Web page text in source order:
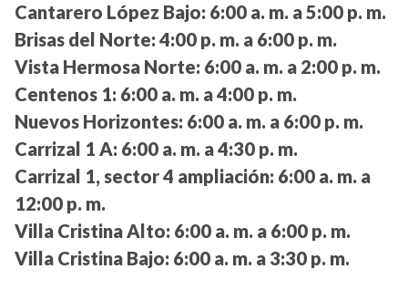
Cantarero López Bajo: 6:00 a. m. a 5:00 p. m.
Brisas del Norte: 4:00 p. m. a 6:00 p. m.
Vista Hermosa Norte: 6:00 a. m. a 2:00 p. m.
Centenos 1: 6:00 a. m. a 4:00 p. m.
Nuevos Horizontes: 6:00 a. m. a 6:00 p. m.
Carrizal 1 A: 6:00 a. m. a 4:30 p. m.
Carrizal 1, sector 4 ampliación: 6:00 a. m. a
12:00 p. m.
Villa Cristina Alto: 6:00 a. m. a 6:00 p. m.
Villa Cristina Bajo: 6:00 a. m. a 3:30 p. m.